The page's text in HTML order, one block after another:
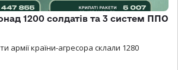
1200 солдатів та 3 систем ППО
армії країни-агресора склали 1280